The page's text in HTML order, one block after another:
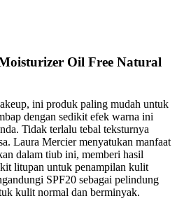
Oil Free Natural
ini produk paling mudah untuk
dengan sedikit efek warna ini
Tidak terlalu tebal teksturnya
Laura Mercier menyatukan manfaat
dalam tiub ini, memberi hasil
litupan untuk penampilan kulit
SPF20 sebagai pelindung
kulit normal dan berminyak.